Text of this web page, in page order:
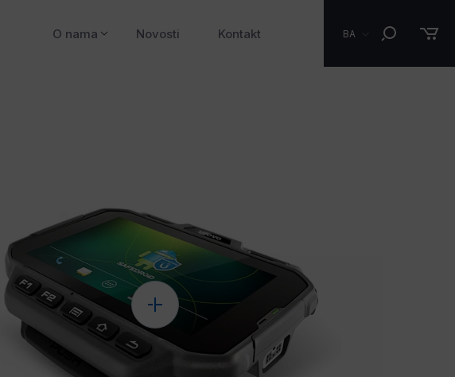
O nama Novosti Kontakt BA